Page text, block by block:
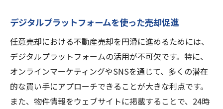
クライアントとの信頼関係を築くためのポ
イント
透明性を確保するための情報提供
安心して任意売却を進めるためのサポート
体制
顧客満足度を高めるためのフィードバック
デジタルプラットフォームを使った売却促進
任意売却における不動産売却を円滑に進めるためには、
デジタルプラットフォームの活用が不可欠です。特に、
オンラインマーケティングやSNSを通じて、多くの潜在
的な買い手にアプローチできることが大きな利点です。
また、物件情報をウェブサイトに掲載することで、24時